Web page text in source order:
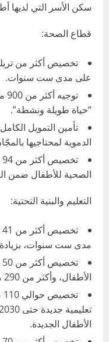
سكن الأسر التي لديها
قطاع الصحة:
تخصيص أكثر من
على مدى ست سنوات.
“حياة طويلة ونشطة”.
تأمين التمويل
الدموية لمحتاجيها
الصحية للأطفال ضمن
التعليم والبنية التحتية:
مدى ست سنوات، بزيادة تقارب 2.6 مرة عن
الأطفال، وأكثر من 290 مليارا للمدارس.
الأطفال الجديدة.